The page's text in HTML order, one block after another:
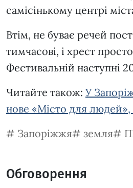
самісінькому центрі
Втім, не буває речей
тимчасові, і хрест
Фестивальній наступні
Читайте також: У
нове «Місто для
Запоріжжя
земля
Обговорення